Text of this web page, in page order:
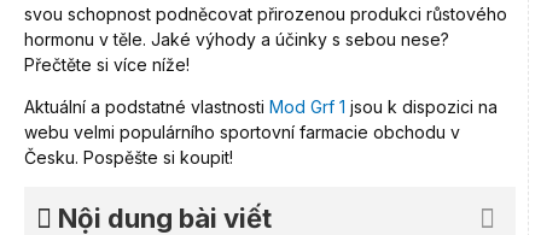
svou schopnost podněcovat přirozenou produkci růstového
hormonu v těle. Jaké výhody a účinky s sebou nese?
Přečtěte si více níže!
Aktuální a podstatné vlastnosti Mod Grf 1 jsou k dispozici na
webu velmi populárního sportovní farmacie obchodu v
Česku. Pospěšte si koupit!
Nội dung bài viết